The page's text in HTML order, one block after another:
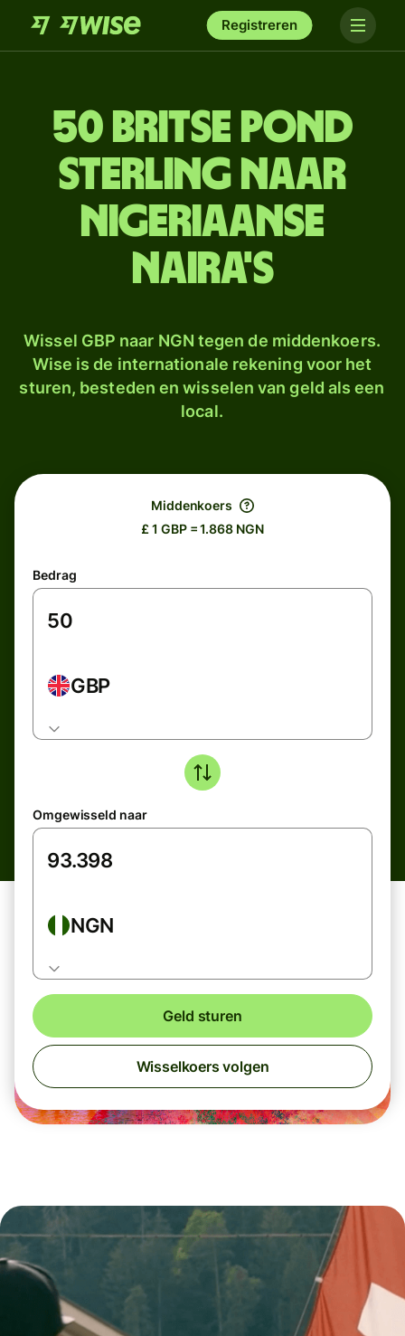
Registreren
50 Britse pond
sterling naar
Nigeriaanse
naira's
Wissel GBP naar NGN tegen de middenkoers.
Wise is de internationale rekening voor het
sturen, besteden en wisselen van geld als een
local.
Middenkoers
£ 1 GBP = 1.868 NGN
Bedrag
GBP
Omgewisseld naar
NGN
Geld sturen
Wisselkoers volgen